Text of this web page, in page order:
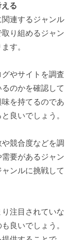
る
連するジャンル
り組めるジャン
す。
やサイトを調査
のかを確認して
を持てるのであ
良いでしょう。
競合度などを調
要があるジャン
ンルに挑戦して
注目されていな
良いでしょう。